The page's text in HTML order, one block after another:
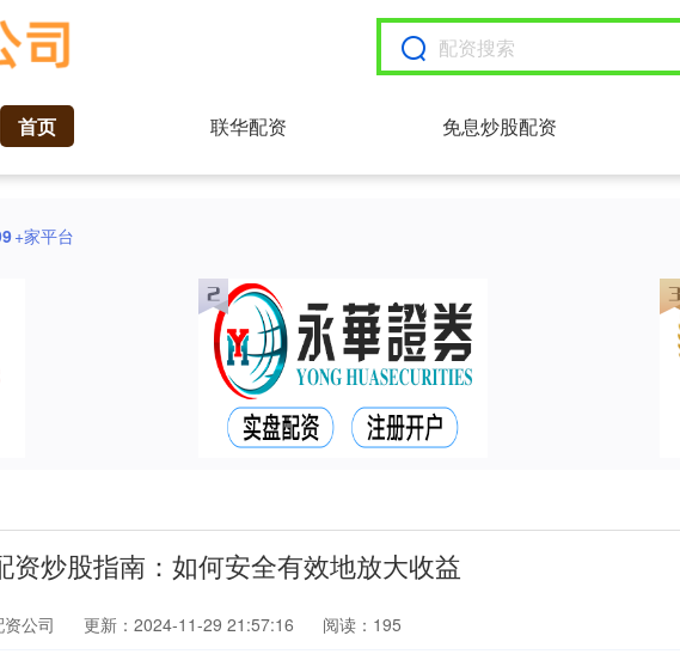
首页 联华配资 免息炒股配资
+家平台
资炒股指南：如何安全有效地放大收益
公司 更新：2024-11-29 21:57:16 阅读：195